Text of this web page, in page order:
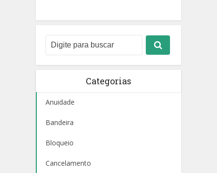
Categorias
Anuidade
Bandeira
Bloqueio
Cancelamento